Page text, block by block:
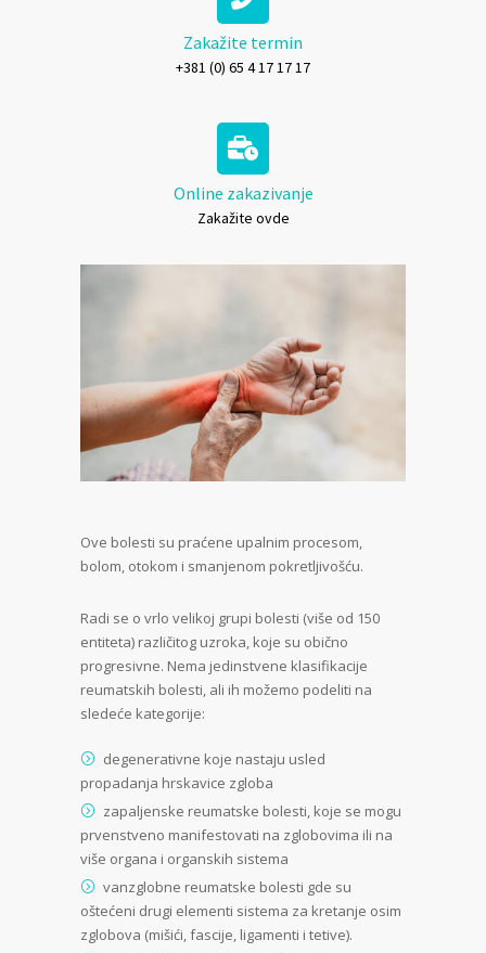
Zakažite termin
+381 (0) 65 4 17 17 17
Online zakazivanje
Zakažite ovde
Ove bolesti su praćene upalnim procesom,
bolom, otokom i smanjenom pokretljivošću.
Radi se o vrlo velikoj grupi bolesti (više od 150
entiteta) različitog uzroka, koje su obično
progresivne. Nema jedinstvene klasifikacije
reumatskih bolesti, ali ih možemo podeliti na
sledeće kategorije:
degenerativne koje nastaju usled
propadanja hrskavice zgloba
zapaljenske reumatske bolesti, koje se mogu
prvenstveno manifestovati na zglobovima ili na
više organa i organskih sistema
vanzglobne reumatske bolesti gde su
oštećeni drugi elementi sistema za kretanje osim
zglobova (mišići, fascije, ligamenti i tetive).